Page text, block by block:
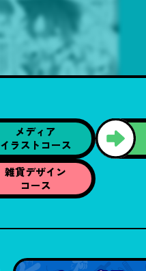
メディア
イラストコース
雑貨デザイン
コース